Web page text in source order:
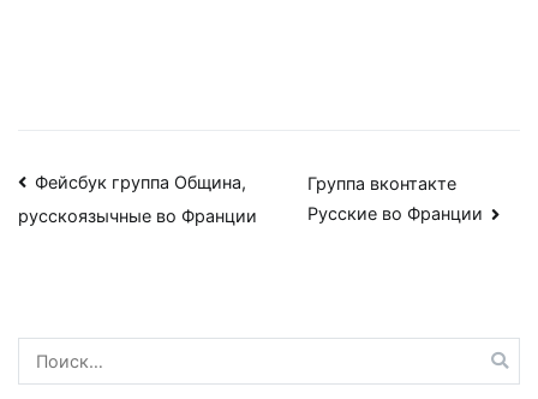
Навигация
по
Фейсбук группа Община,
русскоязычные во Франции
Группа вконтакте
Русские во Франции
Найти: